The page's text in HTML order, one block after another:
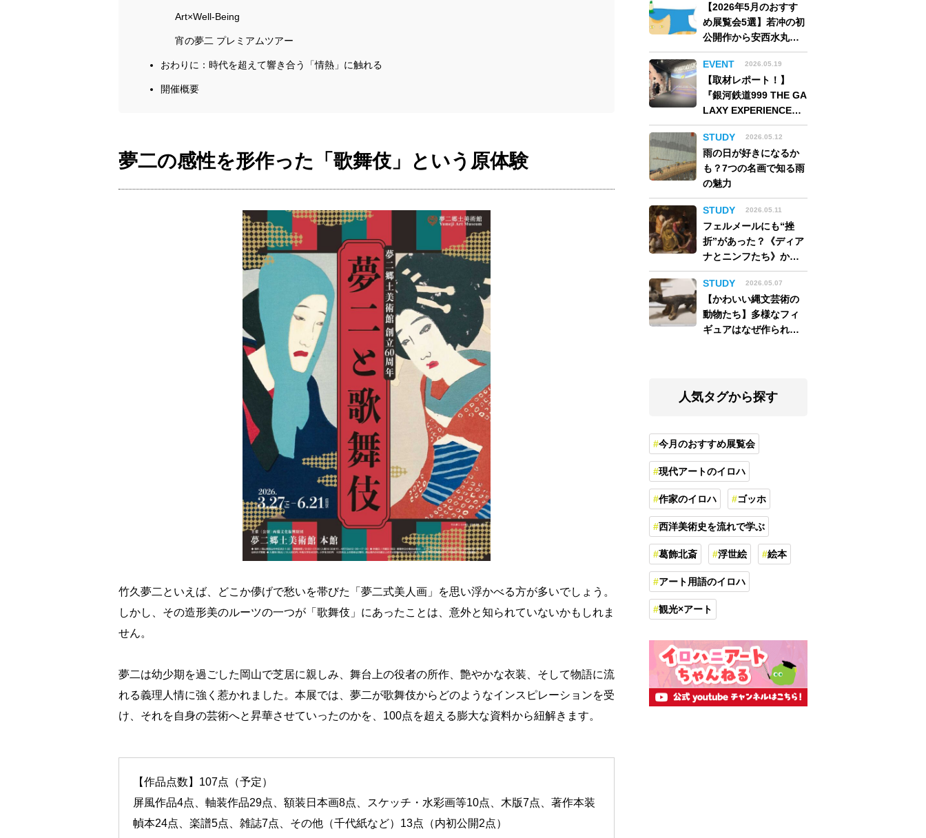
Art×Well-Being
宵の夢二 プレミアムツアー
おわりに：時代を超えて響き合う「情熱」に触れる
開催概要
夢二の感性を形作った「歌舞伎」という原体験
竹久夢二といえば、どこか儚げで愁いを帯びた「夢二式美人画」を思い浮かべる方が多いでしょう。
しかし、その造形美のルーツの一つが「歌舞伎」にあったことは、意外と知られていないかもしれま
せん。
夢二は幼少期を過ごした岡山で芝居に親しみ、舞台上の役者の所作、艶やかな衣装、そして物語に流
れる義理人情に強く惹かれました。本展では、夢二が歌舞伎からどのようなインスピレーションを受
け、それを自身の芸術へと昇華させていったのかを、100点を超える膨大な資料から紐解きます。
【作品点数】107点（予定）
屏風作品4点、軸装作品29点、額装日本画8点、スケッチ・水彩画等10点、木版7点、著作本装
幀本24点、楽譜5点、雑誌7点、その他（千代紙など）13点（内初公開2点）
【2026年5月のおすす
め展覧会5選】若冲の初
公開作から安西水丸の
世界、そしてゴッホ
《夜のカフェテラス》
まで
EVENT 2026.05.19
【取材レポート！】
『銀河鉄道999 THE GA
LAXY EXPERIENCE
あの旅は、まだ続いて
いる。』999号に乗り銀
河へ旅立つ。“観る”か
ら“体験する”展覧会
【角川武蔵野ミュージ
アム】
STUDY 2026.05.12
雨の日が好きになるか
も？7つの名画で知る雨
の魅力
STUDY 2026.05.11
フェルメールにも“挫
折”があった？《ディア
ナとニンフたち》から
読み解く巨匠の夢
STUDY
2026.05.07
【かわいい縄文芸術の
動物たち】多様なフィ
ギュアはなぜ作られ
人気タグから探す
今月のおすすめ展覧会
現代アートのイロハ
作家のイロハ ゴッホ
西洋美術史を流れで学ぶ
葛飾北斎 浮世絵 絵本
アート用語のイロハ
観光×アート